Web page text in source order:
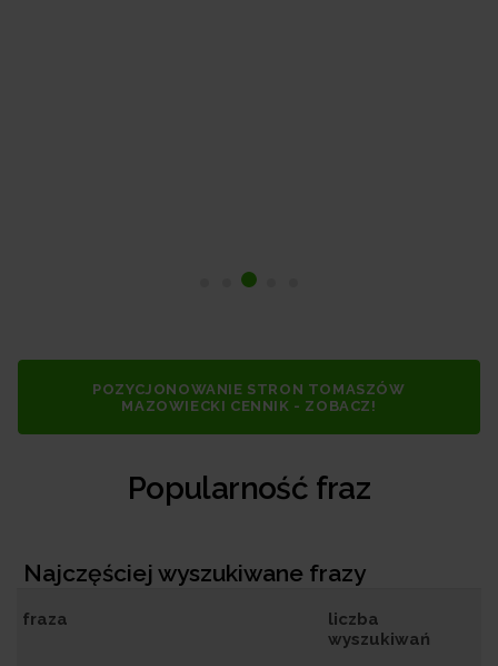
POZYCJONOWANIE STRON TOMASZÓW
MAZOWIECKI CENNIK - ZOBACZ!
Popularność fraz
Najczęściej wyszukiwane frazy
fraza
liczba
wyszukiwań